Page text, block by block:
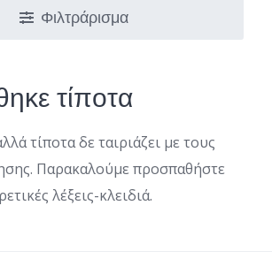
Φιλτράρισμα
τίποτα
τίποτα δε ταιριάζει με τους
Παρακαλούμε προσπαθήστε
λέξεις-κλειδιά.